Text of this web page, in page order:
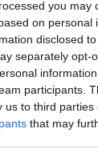
you may
on personal
disclosed
separately opt-
participants.
us to third parties
that may